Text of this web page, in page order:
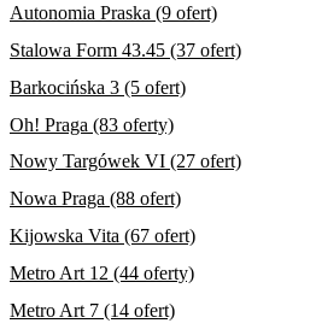
Autonomia Praska (9 ofert)
Stalowa Form 43.45 (37 ofert)
Barkocińska 3 (5 ofert)
Oh! Praga (83 oferty)
Nowy Targówek VI (27 ofert)
Nowa Praga (88 ofert)
Kijowska Vita (67 ofert)
Metro Art 12 (44 oferty)
Metro Art 7 (14 ofert)